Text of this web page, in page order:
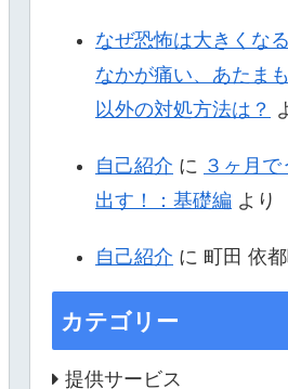
なぜ恐怖は大きくな
なかが痛い、あたま
以外の対処方法は？
自己紹介 に ３ヶ月
出す！：基礎編 より
自己紹介 に 町田 依
カテゴリー
提供サービス